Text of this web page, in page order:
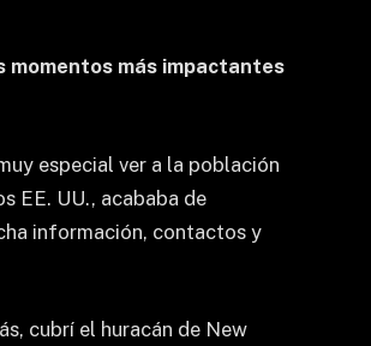
más impactantes
especial ver a la población
EE. UU., acababa de
información, contactos y
cubrí el huracán de New